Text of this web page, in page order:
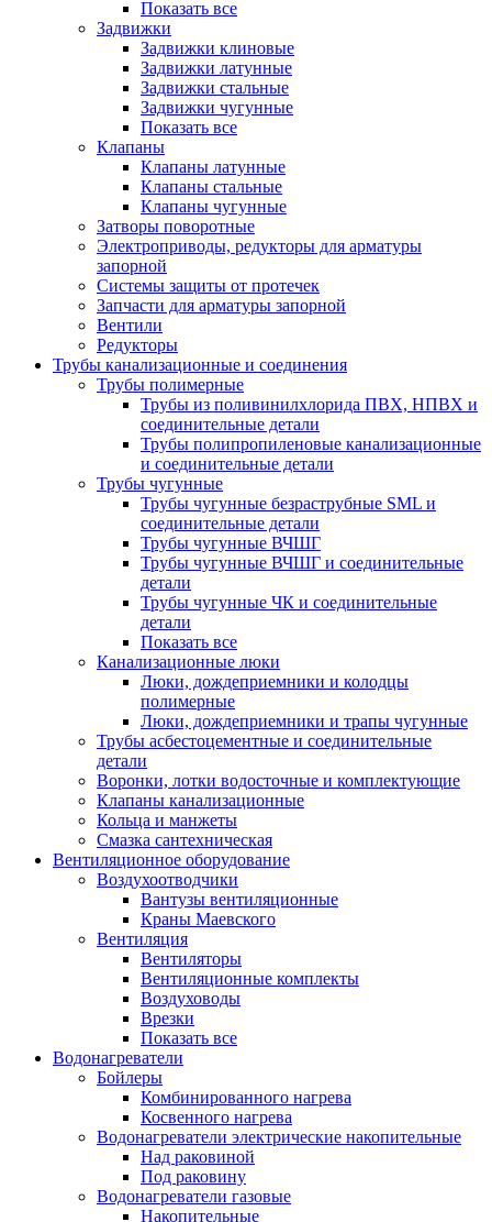
Показать все
Задвижки
Задвижки клиновые
Задвижки латунные
Задвижки стальные
Задвижки чугунные
Показать все
Клапаны
Клапаны латунные
Клапаны стальные
Клапаны чугунные
Затворы поворотные
Электроприводы, редукторы для арматуры
запорной
Системы защиты от протечек
Запчасти для арматуры запорной
Вентили
Редукторы
Трубы канализационные и соединения
Трубы полимерные
Трубы из поливинилхлорида ПВХ, НПВХ и
соединительные детали
Трубы полипропиленовые канализационные
и соединительные детали
Трубы чугунные
Трубы чугунные безраструбные SML и
соединительные детали
Трубы чугунные ВЧШГ
Трубы чугунные ВЧШГ и соединительные
детали
Трубы чугунные ЧК и соединительные
детали
Показать все
Канализационные люки
Люки, дождеприемники и колодцы
полимерные
Люки, дождеприемники и трапы чугунные
Трубы асбестоцементные и соединительные
детали
Воронки, лотки водосточные и комплектующие
Клапаны канализационные
Кольца и манжеты
Смазка сантехническая
Вентиляционное оборудование
Воздухоотводчики
Вантузы вентиляционные
Краны Маевского
Вентиляция
Вентиляторы
Вентиляционные комплекты
Воздуховоды
Врезки
Показать все
Водонагреватели
Бойлеры
Комбинированного нагрева
Косвенного нагрева
Водонагреватели электрические накопительные
Над раковиной
Под раковину
Водонагреватели газовые
Накопительные